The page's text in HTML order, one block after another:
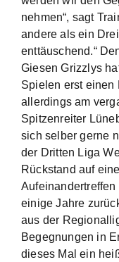
nehmen“, sagt
andere als ein
enttäuschend.“
Giesen Grizzlys
Spielen erst einen
allerdings am
Spitzenreiter
sich selber gerne
der Dritten Liga
Rückstand auf
einige Jahre
aus der
Begegnungen in
dieses Mal ein